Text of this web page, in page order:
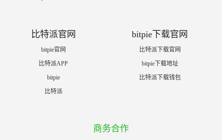
比特派官网
bitpie官网
比特派APP
bitpie
比特派
bitpie下载官网
比特派下载官网
bitpie下载地址
比特派下载钱包
商务合作